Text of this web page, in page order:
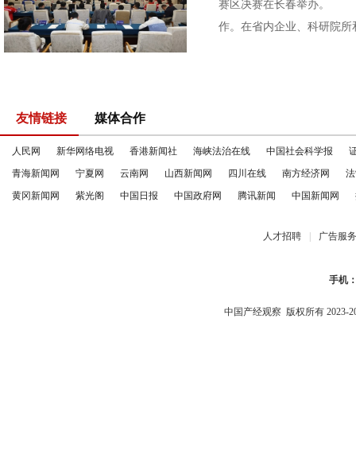
赛区决赛在长春举办。 自
作。在省内企业、科研院
友情链接 媒体合作
人民网 新华网络电视 香港新闻社 海峡法治在线 中国社会科学报
青海新闻网
宁夏网 云南网 山西新闻网 四川在线 南方经济网
黄冈新闻网
紫光阁 中国日报 中国政府网 腾讯新闻 中国新闻网
人才招聘 广告服务
手机
中国产经观察 版权所有 2023-